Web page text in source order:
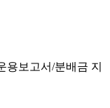
용보고서/분배금 지